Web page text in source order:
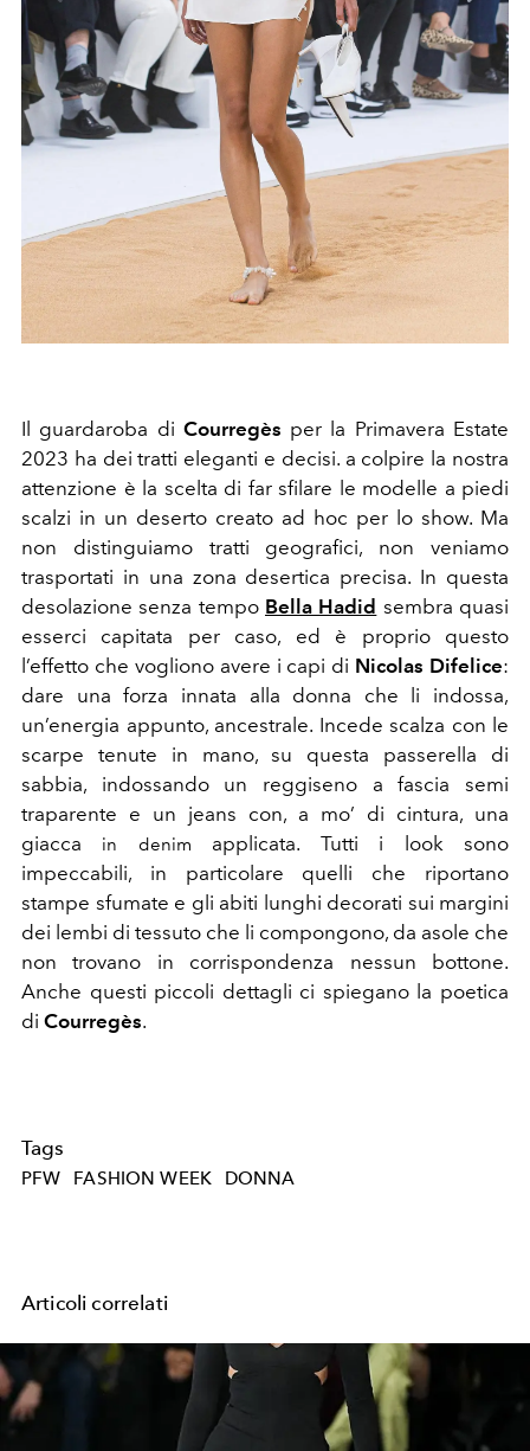
Il guardaroba di Courregès per la Primavera Estate
2023 ha dei tratti eleganti e decisi. a colpire la nostra
attenzione è la scelta di far sfilare le modelle a piedi
scalzi in un deserto creato ad hoc per lo show. Ma
non distinguiamo tratti geografici, non veniamo
trasportati in una zona desertica precisa. In questa
desolazione senza tempo Bella Hadid sembra quasi
esserci capitata per caso, ed è proprio questo
l’effetto che vogliono avere i capi di Nicolas Difelice:
dare una forza innata alla donna che li indossa,
un’energia appunto, ancestrale. Incede scalza con le
scarpe tenute in mano, su questa passerella di
sabbia, indossando un reggiseno a fascia semi
traparente e un jeans con, a mo’ di cintura, una
giacca in denim applicata. Tutti i look sono
impeccabili, in particolare quelli che riportano
stampe sfumate e gli abiti lunghi decorati sui margini
dei lembi di tessuto che li compongono, da asole che
non trovano in corrispondenza nessun bottone.
Anche questi piccoli dettagli ci spiegano la poetica
di Courregès.
Tags
PFW FASHION WEEK DONNA
Articoli correlati